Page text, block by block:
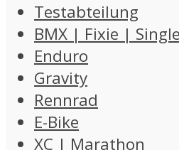
Testabteilung
BMX | Fixie |
Enduro
Gravity
Rennrad
E-Bike
XC | Marathon